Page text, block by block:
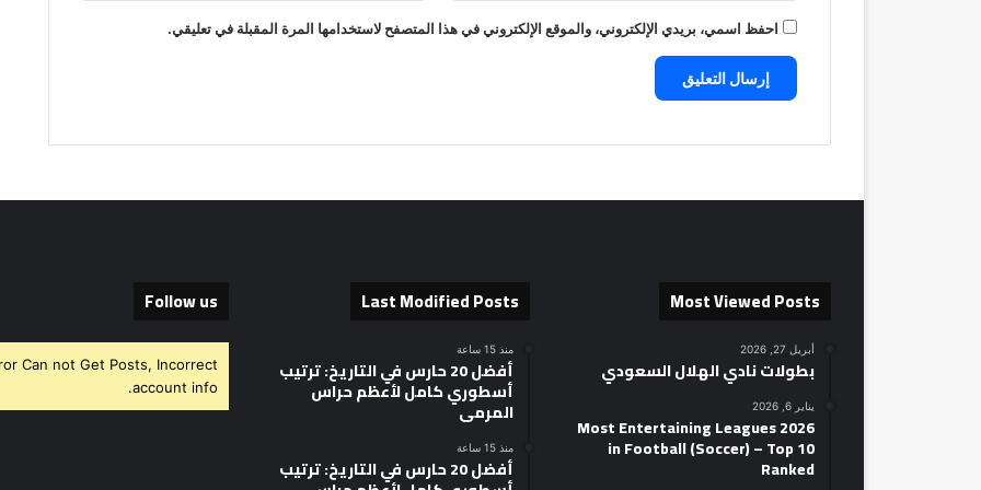
احفظ اسمي، بريدي الإلكتروني، والموقع الإلكتروني في هذا المتصفح لاستخدامها المرة المقبلة في تعليقي.
Most Viewed Posts
أبريل 27, 2026
بطولات نادي الهلال السعودي
يناير 6, 2026
2026 Most Entertaining Leagues
in Football (Soccer) – Top 10
Ranked
Last Modified Posts
منذ 15 ساعة
أفضل 20 حارس في التاريخ: ترتيب
أسطوري كامل لأعظم حراس
المرمى
منذ 15 ساعة
أفضل 20 حارس في التاريخ: ترتيب
Follow us
Can not Get Posts, Incorrect
account info.